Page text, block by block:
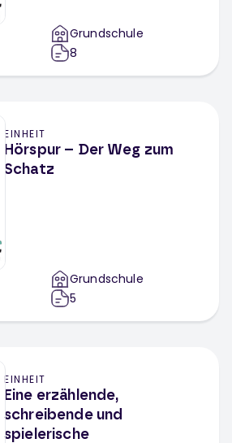
Grundschule
8
EINHEIT
Hörspur – Der Weg zum
Schatz
Grundschule
5
EINHEIT
Eine erzählende,
schreibende und
spielerische